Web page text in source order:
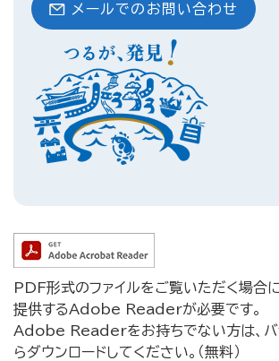
メールでのお問い合わせ
PDF形式のファイルをご覧いただく場合
提供するAdobe Readerが必要です。
Adobe Readerをお持ちでない方は、バ
らダウンロードしてください。（無料）